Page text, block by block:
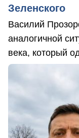
Зеленского
Василий
аналогичной
века, который